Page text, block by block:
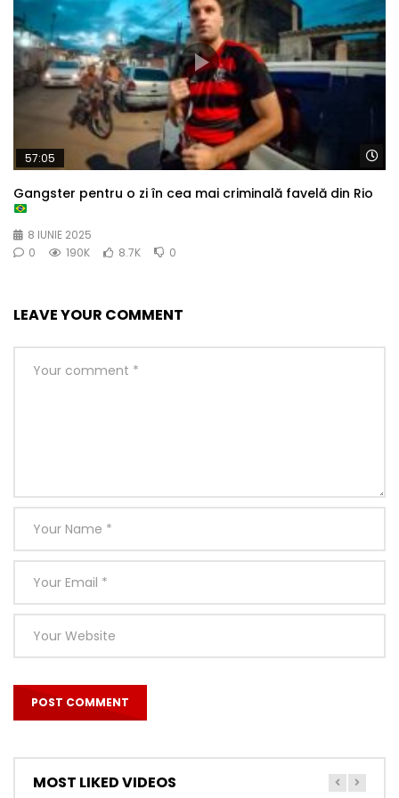
57:05
Gangster pentru o zi în cea mai criminală favelă din Rio
8 IUNIE 2025
0
190K 8.7K 0
LEAVE YOUR COMMENT
MOST LIKED VIDEOS